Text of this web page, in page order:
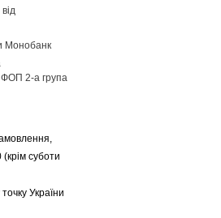
Монобанк
ФОП 2-а група
суботи
України